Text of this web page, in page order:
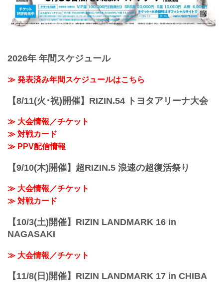
2026年 年間スケジュール
≫ 発表済み年間スケジュールはこちら
【8/11(火･祝)開催】RIZIN.54 トヨタアリーナ大会
≫ 大会情報／チケット
≫ 対戦カード
≫ PPV配信情報
【9/10(木)開催】超RIZIN.5 浪速の超復活祭り
≫ 大会情報／チケット
≫ 対戦カード
【10/3(土)開催】RIZIN LANDMARK 16 in
NAGASAKI
≫ 大会情報／チケット
【11/8(日)開催】RIZIN LANDMARK 17 in CHIBA